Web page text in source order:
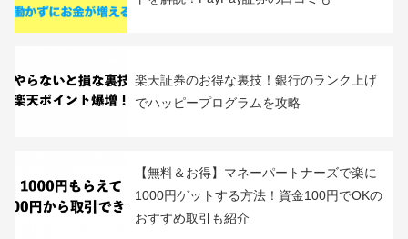
【お得】50万円以上もらう方法（上場企業
から）：放置でオススメの1円投資も紹介
【評判＆実績】ワンタップバイのデメリッ
トを解説！PayPay証券の口コミも